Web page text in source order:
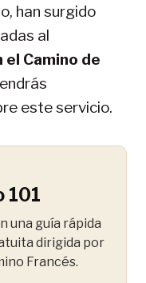
han surgido
al
Camino de
este servicio.
101
una guía rápida
dirigida por
Francés.